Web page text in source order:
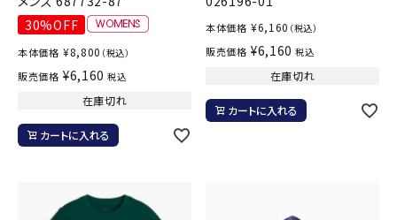
30%OFF
本体価格 ¥8,800 （税込）
販売価格 ¥6,160 税込
在庫切れ
カートに入れる
本体価格 ¥6,160 （税込）
販売価格 ¥6,160 税込
在庫切れ
カートに入れる